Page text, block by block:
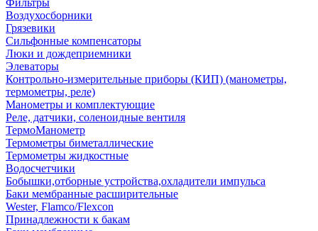
Фильтры
Воздухосборники
Грязевики
Сильфонные компенсаторы
Люки и дождеприемники
Элеваторы
Контрольно-измерительные приборы (КИП) (манометры,
термометры, реле)
Манометры и комплектующие
Реле, датчики, соленоидные вентиля
ТермоМанометр
Термометры биметаллические
Термометры жидкостные
Водосчетчики
Бобышки,отборные устройства,охладители импульса
Баки мембранные расширительные
Wester, Flamco/Flexcon
Принадлежности к бакам